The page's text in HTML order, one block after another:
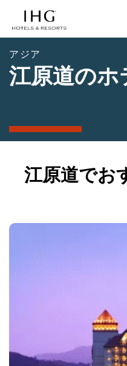
アジア
江原道のホ
江原道でお